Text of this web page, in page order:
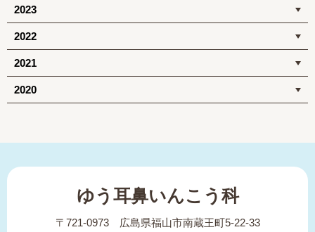
2023
2022
2021
2020
ゆう耳鼻いんこう科
〒721-0973 広島県福山市南蔵王町5-22-33